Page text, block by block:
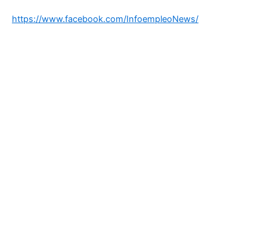
https://www.facebook.com/InfoempleoNews/